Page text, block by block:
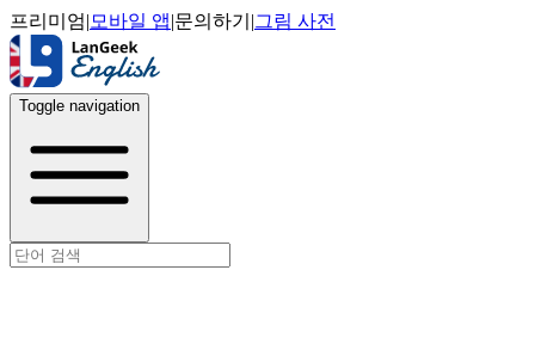
프리미엄| 모바일 앱|문의하기 |그림 사전
Toggle navigation